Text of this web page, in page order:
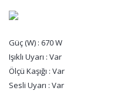
Güç (W) : 670 W
Işıklı Uyarı : Var
Ölçü Kaşığı : Var
Sesli Uyarı : Var